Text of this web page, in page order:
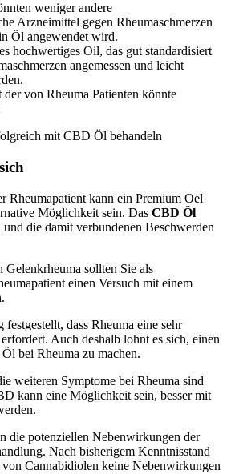
weniger andere
Arzneimittel gegen Rheumaschmerzen
Öl angewendet wird.
hochwertiges Oil, das gut standardisiert
angemessen und leicht
von Rheuma Patienten könnte
Rheumapatient kann ein Premium Oel
Möglichkeit sein. Das CBD Öl
die damit verbundenen Beschwerden
Gelenkrheuma sollten Sie als
einen Versuch mit einem
dass Rheuma eine sehr
Auch deshalb lohnt es sich, einen
bei Rheuma zu machen.
weiteren Symptome bei Rheuma sind
kann eine Möglichkeit sein, besser mit
die potenziellen Nebenwirkungen der
Nach bisherigem Kenntnisstand
Cannabidiolen keine Nebenwirkungen